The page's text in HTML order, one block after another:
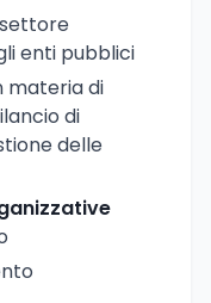
enti pubblici
materia di
di
delle